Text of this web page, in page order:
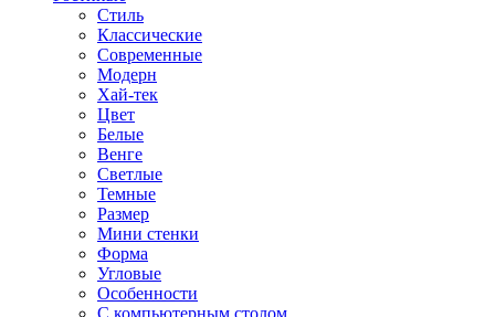
Стиль
Классические
Современные
Модерн
Хай-тек
Цвет
Белые
Венге
Светлые
Темные
Размер
Мини стенки
Форма
Угловые
Особенности
С компьютерным столом